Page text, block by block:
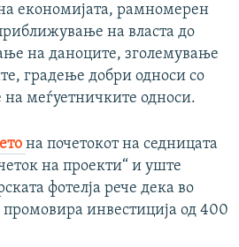
економијата, рамномерен
на власта до
на даноците, зголемување
градење добри односи со
на меѓуетничките односи.
на почетокот на седницата
на проекти“ и уште
фотелја рече дека во
инвестиција од 400